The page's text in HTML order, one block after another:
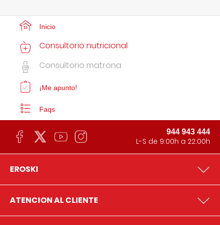
Inicio
Consultorio nutricional
Consultorio matrona
¡Me apunto!
Faqs
944 943 444
L-S de 9:00h a 22:00h
EROSKI
ATENCION AL CLIENTE